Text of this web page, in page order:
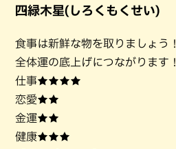
四緑木星(しろくもくせい)
食事は新鮮な物を取りましょう！
全体運の底上げにつながります！
仕事★★★★
恋愛★★
金運★★
健康★★★